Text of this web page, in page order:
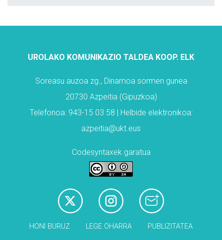
UROLAKO KOMUNIKAZIO TALDEA KOOP. ELK
Soreasu auzoa zg., Dinamoa sormen gunea
20730 Azpeitia (Gipuzkoa)
Telefonoa: 943-15 03 58 | Helbide elektronikoa:
azpeitia@ukt.eus
Codesyntaxek garatua
HONI BURUZ LEGE OHARRA PUBLIZITATEA